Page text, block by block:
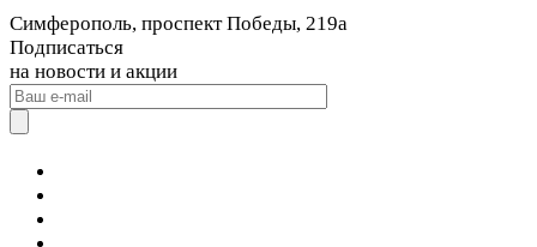
Симферополь, проспект Победы, 219а
Подписаться
на новости и акции